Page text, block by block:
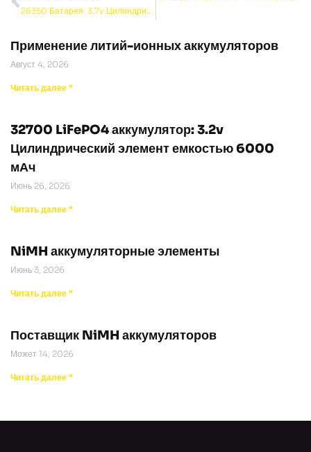
Применение литий-ионных аккумуляторов
Август 4, 2026
Читать далее "
32700 LiFePO4 аккумулятор: 3.2v
Цилиндрический элемент емкостью 6000
мАч
Июнь 26, 2026
Читать далее "
NiMH аккумуляторные элементы
Июнь 3, 2026
Читать далее "
Поставщик NiMH аккумуляторов
Может 14, 2026
Читать далее "
26350 Батарея: 3.7v Цилиндрическая литий-ионная батарея емкостью 2000 мАч